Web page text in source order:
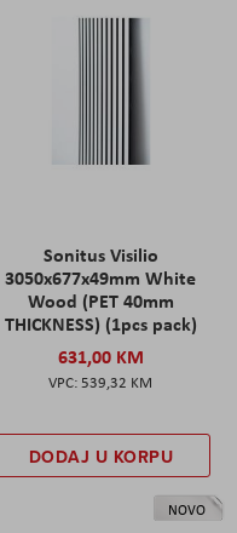
Sonitus Visilio
3050x677x49mm White
Wood (PET 40mm
THICKNESS) (1pcs pack)
631,00 KM
539,32 KM
DODAJ U KORPU
NOVO